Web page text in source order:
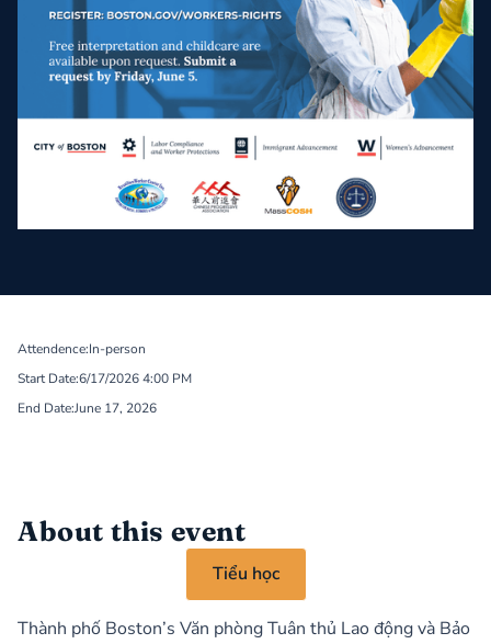
Attendence:In-person
Start Date:6/17/2026 4:00 PM
End Date:June 17, 2026
About this event
Tiểu học
Thành phố Boston’s Văn phòng Tuân thủ Lao động và Bảo